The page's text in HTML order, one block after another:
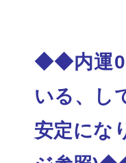
◆◆内運0
いる、し
安定にな